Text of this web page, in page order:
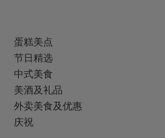
蛋糕美点
节日精选
中式美食
美酒及礼品
外卖美食及优惠
庆祝